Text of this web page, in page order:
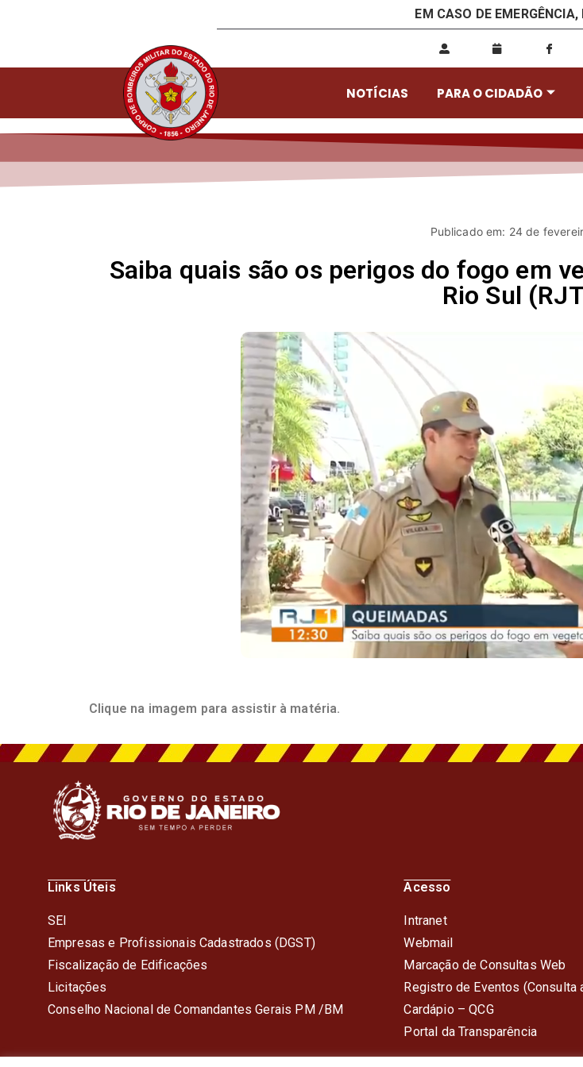
EM CASO DE
NOTÍCIAS PARA O CIDADÃO
Publicado em: 24 de
Saiba quais são os perigos do fogo em
Rio Sul
Clique na imagem para assistir à matéria.
Links Úteis
SEI
Empresas e Profissionais Cadastrados (DGST)
Fiscalização de Edificações
Licitações
Conselho Nacional de Comandantes Gerais PM /BM
Acesso
Intranet
Webmail
Marcação de Consultas Web
Registro de Eventos (Consulta
Cardápio – QCG
Portal da Transparência